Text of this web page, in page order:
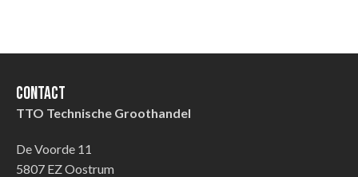
Contact
TTO Technische Groothandel
De Voorde 11
5807 EZ Oostrum